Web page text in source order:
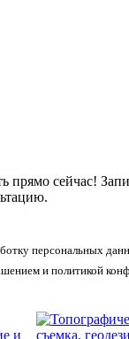
прямо сейчас!
персональных
и политикой